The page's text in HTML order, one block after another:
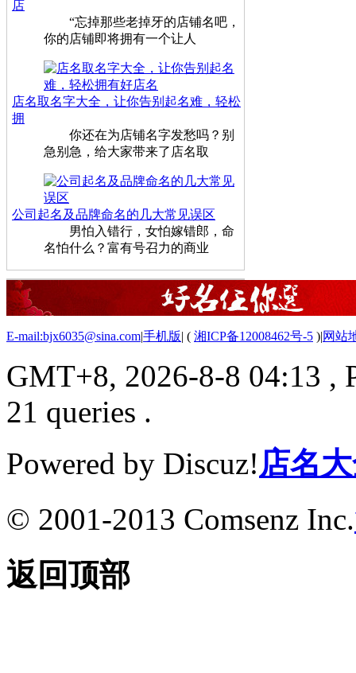
店
“忘掉那些老掉牙的店铺名吧，
你的店铺即将拥有一个让人
店名取名字大全，让你告别起名难，轻松
拥
你还在为店铺名字发愁吗？别
急别急，给大家带来了店名取
公司起名及品牌命名的几大常见误区
男怕入错行，女怕嫁错郎，命
名怕什么？富有号召力的商业
E-mail:bjx6035@sina.com|手机版| ( 湘ICP备12008462号-5 )|网站
GMT+8, 2026-8-8 04:13 ,
21 queries .
Powered by Discuz!店名
© 2001-2013 Comsenz Inc.
返回顶部